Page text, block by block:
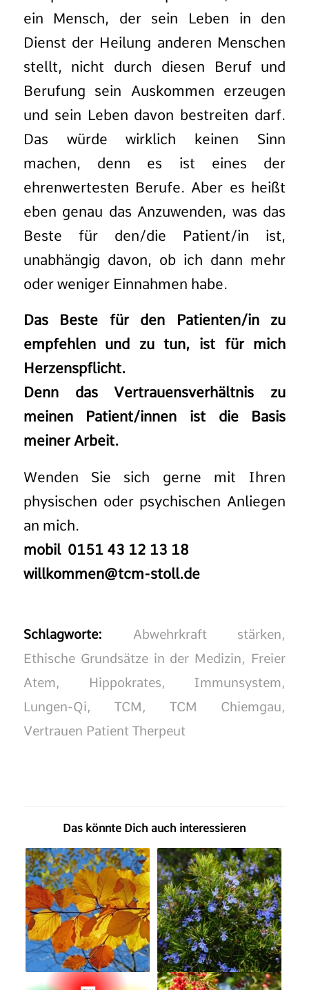
ein Mensch, der sein Leben in den
Dienst der Heilung anderen Menschen
stellt, nicht durch diesen Beruf und
Berufung sein Auskommen erzeugen
und sein Leben davon bestreiten darf.
Das würde wirklich keinen Sinn
machen, denn es ist eines der
ehrenwertesten Berufe. Aber es heißt
eben genau das Anzuwenden, was das
Beste für den/die Patient/in ist,
unabhängig davon, ob ich dann mehr
oder weniger Einnahmen habe.
Das Beste für den Patienten/in zu
empfehlen und zu tun, ist für mich
Herzenspflicht.
Denn das Vertrauensverhältnis zu
meinen Patient/innen ist die Basis
meiner Arbeit.
Wenden Sie sich gerne mit Ihren
physischen oder psychischen Anliegen
an mich.
mobil 0151 43 12 13 18
willkommen@tcm-stoll.de
Schlagworte: Abwehrkraft stärken,
Ethische Grundsätze in der Medizin, Freier
Atem, Hippokrates, Immunsystem,
Lungen-Qi, TCM,TCM Chiemgau,
Vertrauen Patient Therpeut
Das könnte Dich auch interessieren